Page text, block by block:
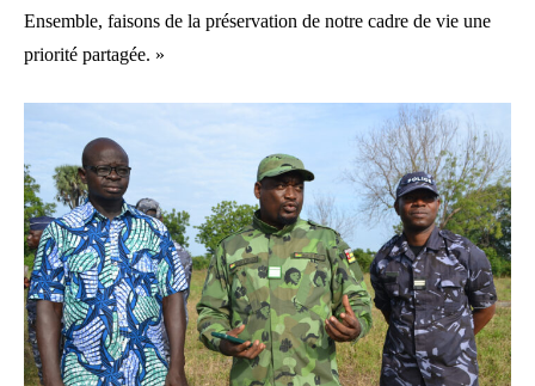
Ensemble, faisons de la préservation de notre cadre de vie une
priorité partagée. »